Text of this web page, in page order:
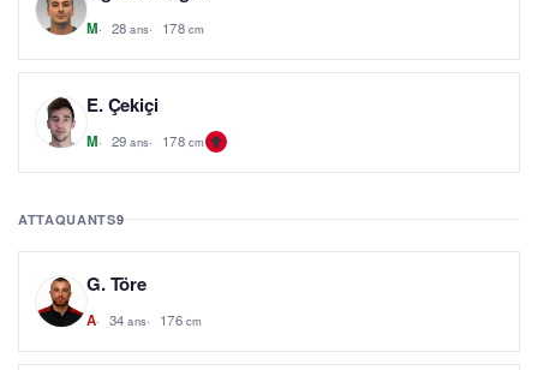
M 28 ans 178 cm
E. Çekiçi
M 29 ans 178 cm
ATTAQUANTS9
G. Töre
A 34 ans 176 cm